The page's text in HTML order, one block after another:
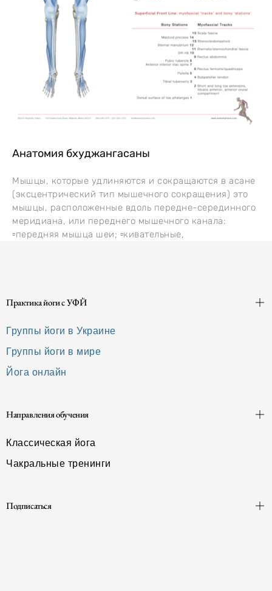
Анатомия бхуджангасаны
Мышцы, которые удлиняются и сокращаются в асане
(эксцентрический тип мышечного сокращения) это
мышцы, расположенные вдоль передне-серединного
меридиана, или переднего мышечного канала:
▫️передняя мышца шеи; ▫️кивательные,
Практика йоги с УФЙ
Группы йоги в Украине
Группы йоги в мире
Йога онлайн
Направления обучения
Классическая йога
Чакральные тренинги
Подписаться